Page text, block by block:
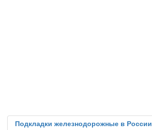
Подкладки железнодорожные в России